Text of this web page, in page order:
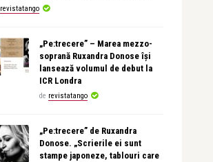
revistatango
„Pe:trecere” – Marea mezzo-
soprană Ruxandra Donose își
lansează volumul de debut la
ICR Londra
de revistatango
„Pe:trecere” de Ruxandra
Donose. „Scrierile ei sunt
stampe japoneze, tablouri care